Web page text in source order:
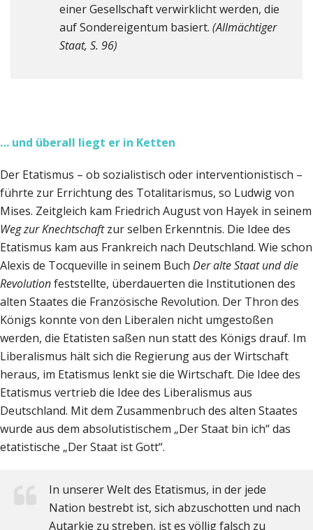
einer Gesellschaft verwirklicht werden, die
auf Sondereigentum basiert. (Allmächtiger
Staat, S. 96)
… und überall liegt er in Ketten
Der Etatismus – ob sozialistisch oder interventionistisch –
führte zur Errichtung des Totalitarismus, so Ludwig von
Mises. Zeitgleich kam Friedrich August von Hayek in seinem
Weg zur Knechtschaftzur selben Erkenntnis. Die Idee des
Etatismus kam aus Frankreich nach Deutschland. Wie schon
Alexis de Tocqueville in seinem Buch Der alte Staat und die
Revolutionfeststellte, überdauerten die Institutionen des
alten Staates die Französische Revolution. Der Thron des
Königs konnte von den Liberalen nicht umgestoßen
werden, die Etatisten saßen nun statt des Königs drauf. Im
Liberalismus hält sich die Regierung aus der Wirtschaft
heraus, im Etatismus lenkt sie die Wirtschaft. Die Idee des
Etatismus vertrieb die Idee des Liberalismus aus
Deutschland. Mit dem Zusammenbruch des alten Staates
wurde aus dem absolutistischem „Der Staat bin ich“ das
etatistische „Der Staat ist Gott“.
In unserer Welt des Etatismus, in der jede
Nation bestrebt ist, sich abzuschotten und nach
Autarkie zu streben, ist es völlig falsch zu